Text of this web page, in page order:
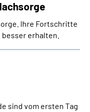
Ihre Fortschritte
erhalten.
sind vom ersten Tag